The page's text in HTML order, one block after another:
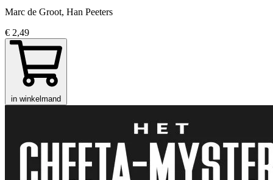
Marc de Groot, Han Peeters
€ 2,49
in winkelmand